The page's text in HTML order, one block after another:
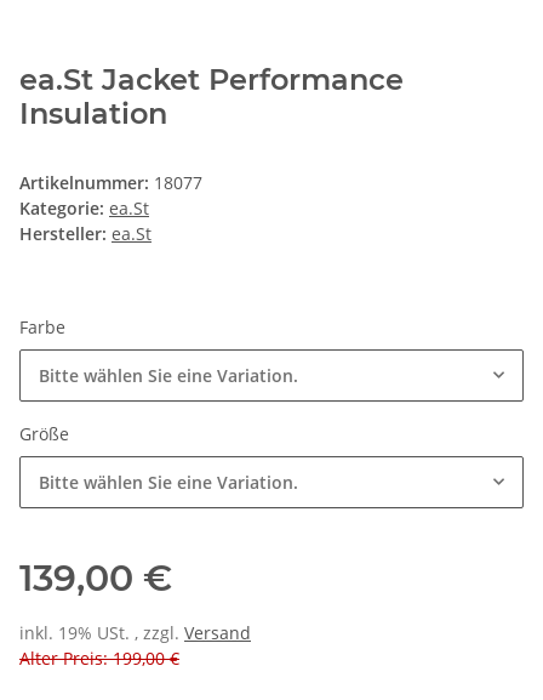
ea.St Jacket Performance
Insulation
Artikelnummer: 18077
Kategorie: ea.St
Hersteller: ea.St
Farbe
Bitte wählen Sie eine Variation.
Größe
Bitte wählen Sie eine Variation.
139,00 €
inkl. 19% USt. , zzgl. Versand
Alter Preis: 199,00 €